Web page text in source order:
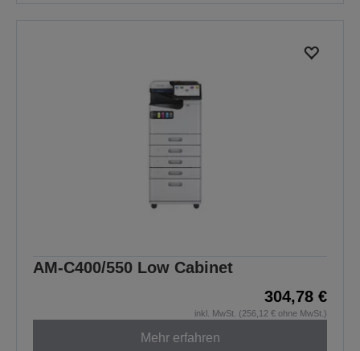
AM-C400/550 Low Cabinet
304,78 €
inkl. MwSt. (256,12 € ohne MwSt.)
Mehr erfahren